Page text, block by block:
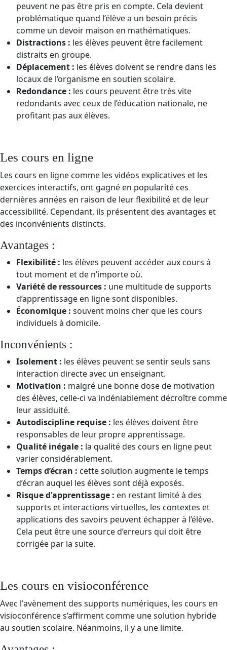
peuvent ne pas être pris en compte. Cela devient
problématique quand l’élève a un besoin précis
comme un devoir maison en mathématiques.
Distractions : les élèves peuvent être facilement
distraits en groupe.
Déplacement : les élèves doivent se rendre dans les
locaux de l’organisme en soutien scolaire.
Redondance : les cours peuvent être très vite
redondants avec ceux de l’éducation nationale, ne
profitant pas aux élèves.
Les cours en ligne
Les cours en ligne comme les vidéos explicatives et les
exercices interactifs, ont gagné en popularité ces
dernières années en raison de leur flexibilité et de leur
accessibilité. Cependant, ils présentent des avantages et
des inconvénients distincts.
Avantages :
Flexibilité : les élèves peuvent accéder aux cours à
tout moment et de n’importe où.
Variété de ressources : une multitude de supports
d’apprentissage en ligne sont disponibles.
Économique : souvent moins cher que les cours
individuels à domicile.
Inconvénients :
Isolement : les élèves peuvent se sentir seuls sans
interaction directe avec un enseignant.
Motivation : malgré une bonne dose de motivation
des élèves, celle-ci va indéniablement décroître comme
leur assiduité.
Autodiscipline requise : les élèves doivent être
responsables de leur propre apprentissage.
Qualité inégale : la qualité des cours en ligne peut
varier considérablement.
Temps d’écran : cette solution augmente le temps
d’écran auquel les élèves sont déjà exposés.
Risque d'apprentissage : en restant limité à des
supports et interactions virtuelles, les contextes et
applications des savoirs peuvent échapper à l’élève.
Cela peut être une source d’erreurs qui doit être
corrigée par la suite.
Les cours en visioconférence
Avec l'avènement des supports numériques, les cours en
visioconférence s’affirment comme une solution hybride
au soutien scolaire. Néanmoins, il y a une limite.